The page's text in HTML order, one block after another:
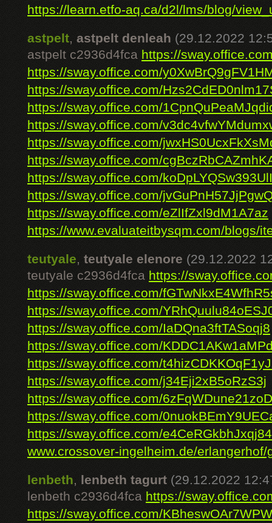
https://learn.etfo-aq.ca/d2l/lms/blog/
astpelt, astpelt denleah (29.12.2022
astpelt c2936d4fca https://
https://sway.office.com/
https://sway.office.com/
https://sway.office.com/
https://sway.office.com/
https://sway.office.com/
https://sway.office.com/
https://sway.office.com/
https://sway.office.com/
https://sway.office.com/eZlIfZxl9dM1A7az
https://www.evaluateitbysqm.com/blogs/
teutyale, teutyale elenore (29.12.2022
teutyale c2936d4fca https://
https://sway.office.com/
https://sway.office.com/
https://sway.office.com/IaDQna3ftTASoqj8
https://sway.office.com/
https://sway.office.com/
https://sway.office.com/j34Eji2xB5oRzS3j
https://sway.office.com/
https://sway.office.com/
https://sway.office.com/
www.crossover-ingelheim.de/erlangerhof/
lenbeth, lenbeth tagurt (29.12.2022
lenbeth c2936d4fcahttps://
https://sway.office.com/